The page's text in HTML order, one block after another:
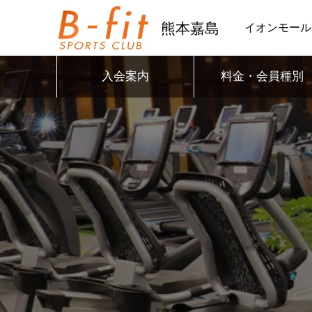
熊本嘉島 イオンモー
入会案内 料金・会員種別